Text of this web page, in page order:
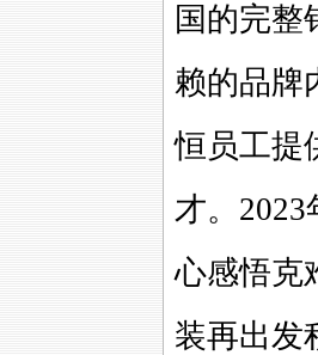
国的完整
赖的品牌
恒员工提
才。2023
心感悟克
装再出发